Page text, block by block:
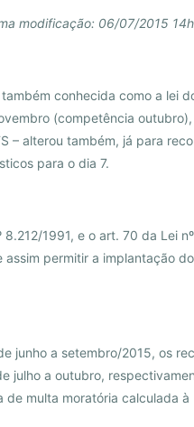
modificação: 06/07/2015
conhecida como a lei
(competência
– alterou também, já para
para o dia 7.
8.212/1991, e o art. 70 da Lei
permitir a implantação
junho a setembro/2015, os
julho a outubro,
de multa moratória calculada